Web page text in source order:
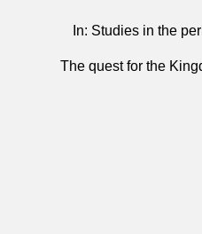
In: Studies in the
The quest for the